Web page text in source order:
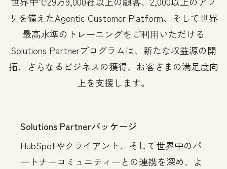
リを備えたAgentic Customer Platform、そして世界
最高水準のトレーニングをご利用いただける
Solutions Partnerプログラムは、新たな収益源の開
拓、さらなるビジネスの獲得、お客さまの満足度向
上を支援します。
Solutions Partnerパッケージ
HubSpotやクライアント、そして世界中のパ
ートナーコミュニティーとの連携を深め、よ